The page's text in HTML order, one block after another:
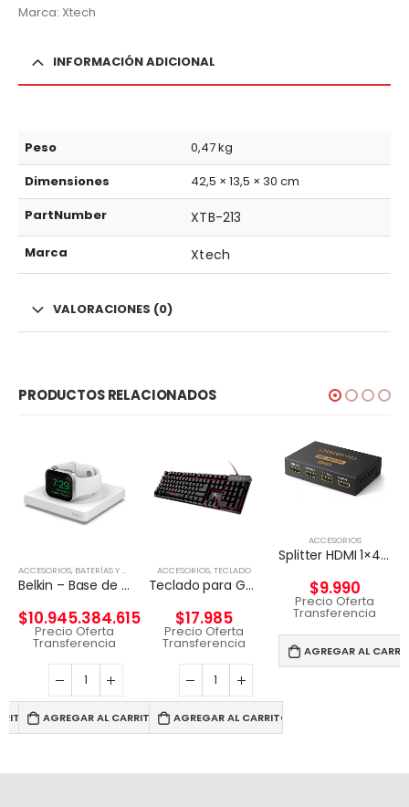
Marca: Xtech
INFORMACIÓN ADICIONAL
Peso
0,47 kg
Dimensiones
42,5 × 13,5 × 30 cm
PartNumber
XTB-213
Marca Xtech
VALORACIONES (0)
PRODUCTOS RELACIONADOS
ACCESORIOS, BATERÍAS Y CARGADORES
Belkin – Base de carga inalámbrica – Fast Charge – blanco – para Apple Watch
$10.945.384.615
Precio Oferta
Transferencia
AGREGAR AL CARRITO
ACCESORIOS,TECLADO
Teclado para Gaming Xtech XTK-520S – Tri-color
$17.985
Precio Oferta
Transferencia
AGREGAR AL CARRITO
ACCESORIOS
Splitter HDMI 1×4 4k UHD 2k Full HD c/fuente 4 pantallas
$9.990
Precio Oferta
Transferencia
AGREGAR AL